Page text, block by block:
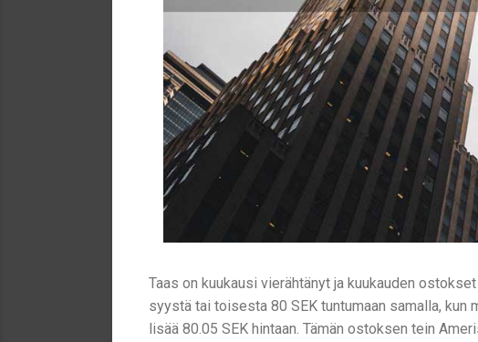
Taas on kuukausi vierähtänyt ja kuukauden
syystä tai toisesta 80 SEK tuntumaan samalla,
lisää 80.05 SEK hintaan. Tämän ostoksen tein